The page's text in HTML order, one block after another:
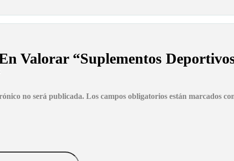
Valorar “Suplementos
no será publicada. Los campos obligatorios están marcados